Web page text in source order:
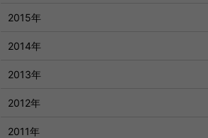
2015年
2014年
2013年
2012年
2011年